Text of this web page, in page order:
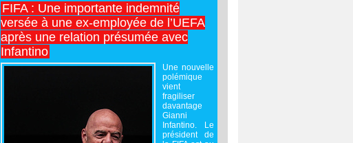
FIFA : Une importante indemnité
versée à une ex-employée de l’UEFA
après une relation présumée avec
Infantino
Une nouvelle
polémique
vient
fragiliser
davantage
Gianni
Infantino. Le
président de